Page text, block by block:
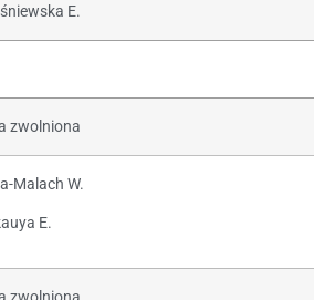
E.
zwolniona
Malach W.
E.